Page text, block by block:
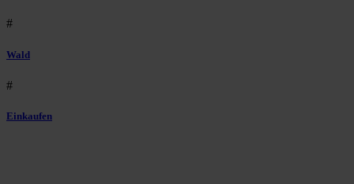
#
Wald
#
Einkaufen